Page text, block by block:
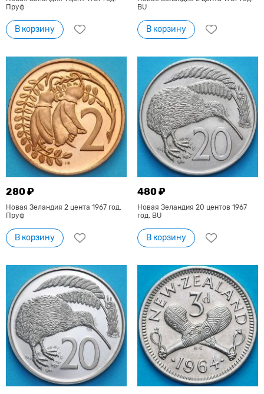
Пруф
В корзину
BU
В корзину
280 ₽
Новая Зеландия 2 цента 1967 год.
Пруф
В корзину
480 ₽
Новая Зеландия 20 центов 1967
год. BU
В корзину